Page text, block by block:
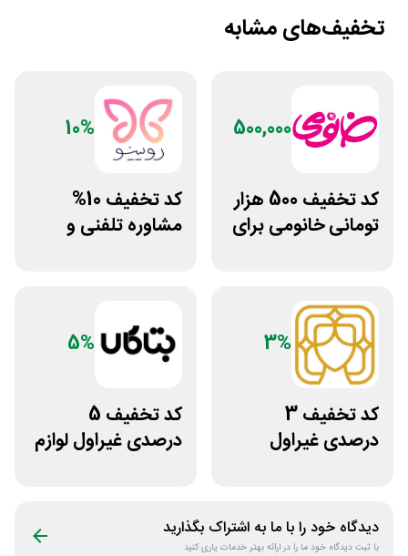
تخفیف‌های مشابه
500,000
کد تخفیف 500 هزار
تومانی خانومی برای
10%
کد تخفیف 10%
مشاوره تلفنی و
3%
کد تخفیف 3
درصدی غیراول
5%
کد تخفیف 5
درصدی غیراول لوازم
دیدگاه خود را با ما به اشتراک بگذارید
با ثبت دیدگاه خود ما را در ارائه بهتر خدمات یاری کنید